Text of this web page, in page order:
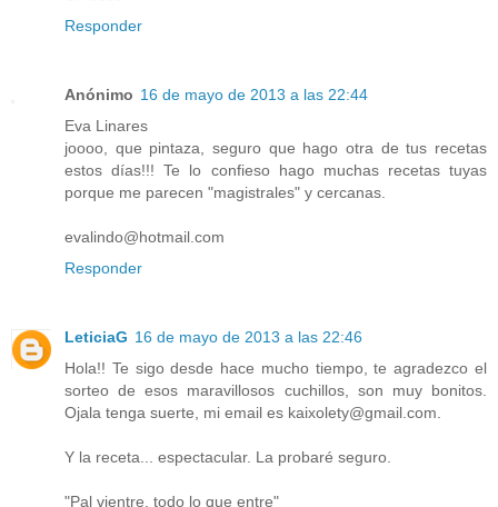
Responder
Anónimo 16 de mayo de 2013 a las 22:44
Eva Linares
joooo, que pintaza, seguro que hago otra de tus recetas
estos días!!! Te lo confieso hago muchas recetas tuyas
porque me parecen "magistrales" y cercanas.
evalindo@hotmail.com
Responder
LeticiaG 16 de mayo de 2013 a las 22:46
Hola!! Te sigo desde hace mucho tiempo, te agradezco el
sorteo de esos maravillosos cuchillos, son muy bonitos.
Ojala tenga suerte, mi email es kaixolety@gmail.com.
Y la receta... espectacular. La probaré seguro.
"Pal vientre, todo lo que entre"